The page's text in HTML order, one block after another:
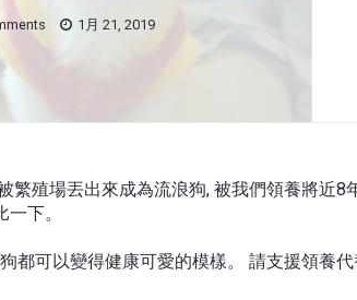
1月 21, 2019
繁殖場丟出來成為流浪狗, 被我們領養將近8
下。
都可以變得健康可愛的模樣。 請支援領養